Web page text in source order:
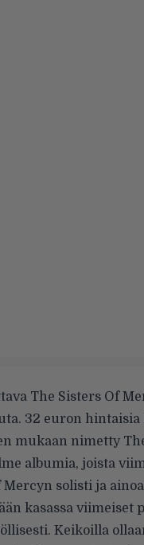
The Sisters Of
32 euron
mukaan nimetty
albumia, joista
solisti ja
kasassa viimeiset
Keikoilla